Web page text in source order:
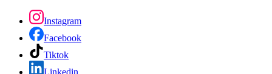
Instagram
Facebook
Tiktok
Linkedin